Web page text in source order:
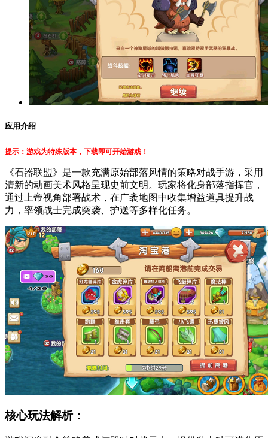
应用介绍
提示：游戏为特殊版本，下载即可开始游戏！
《石器联盟》是一款充满原始部落风情的策略对战手游，采用
清新的动画美术风格呈现史前文明。玩家将化身部落指挥官，
通过上帝视角部署战术，在广袤地图中收集增益道具提升战
力，率领战士完成突袭、护送等多样化任务。
核心玩法解析：